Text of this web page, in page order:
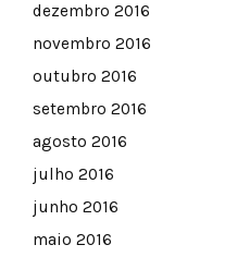
dezembro 2016
novembro 2016
outubro 2016
setembro 2016
agosto 2016
julho 2016
junho 2016
maio 2016